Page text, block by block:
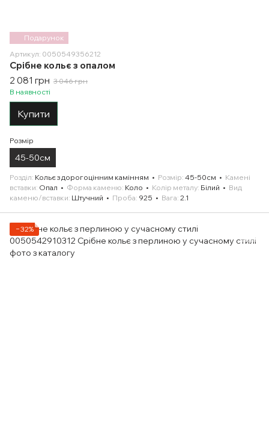
Подарунок
Артикул: 0050549356212
Срібне кольє з опалом
2 081 грн 3 046 грн
В наявності
Купити
Розмір
45-50см
Розділ Кольє з дорогоцінним камінням Розмір 45-50см
Камені
вставки Опал Форма каменю Коло Колір металу Білий
Вид
каменю/вставки Штучний Проба 925 Вага 2.1
−32%